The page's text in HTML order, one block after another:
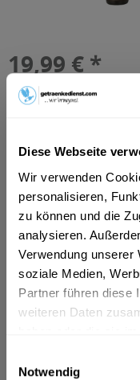
Diese Webseite
Wir verwenden
personalisieren,
zu können und die
analysieren.
Verwendung unserer
soziale Medien,
Partner führen diese
weiteren Daten
Notwendig
19,99 € *
inkl. MwSt.ggf. zzgl.
MEHRWEG
+2,78 € Pfand
Artikel-Nr.:
Beschreibung
mehr
Wasser,